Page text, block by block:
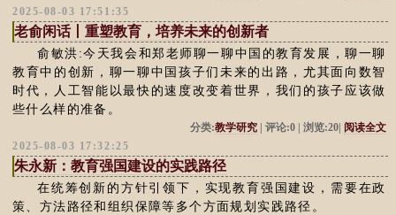
2025-08-03 17:51:35
老俞闲话丨重塑教育，培养未来的创新者
俞敏洪:今天我会和郑老师聊一聊中国的教育发展，聊一聊
教育中的创新，聊一聊中国孩子们未来的出路，尤其面向数智
时代，人工智能以最快的速度改变着世界，我们的孩子应该做
些什么样的准备。
分类:教学研究| 评论:0 | 浏览:20| 阅读全文
2025-08-03 17:32:25
朱永新：教育强国建设的实践路径
在统筹创新的方针引领下，实现教育强国建设，需要在政
策、方法路径和组织保障等多个方面规划实践路径。